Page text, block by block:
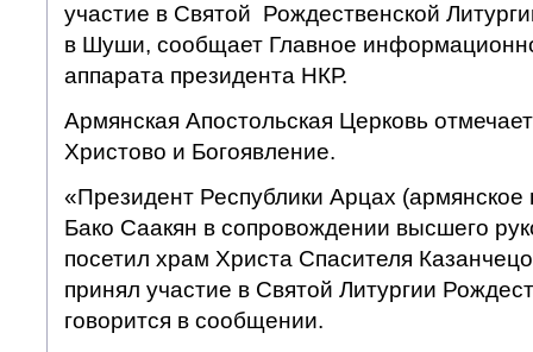
участие в Святой Рождественской
в Шуши, сообщает Главное
аппарата президента НКР.
Армянская Апостольская Церковь
Христово и Богоявление.
«Президент Республики Арцах (армянское
Бако Саакян в сопровождении высшего
посетил храм Христа Спасителя
принял участие в Святой Литургии
говорится в сообщении.